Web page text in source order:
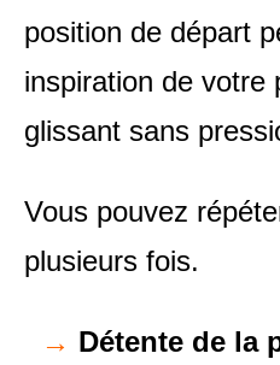
position de départ
inspiration de votre
glissant sans
Vous pouvez
plusieurs fois.
→ Détente de la